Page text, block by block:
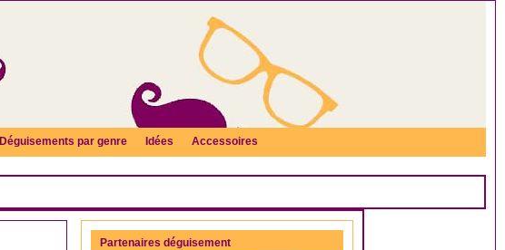
Déguisements par genre Idées Accessoires
Partenaires déguisement